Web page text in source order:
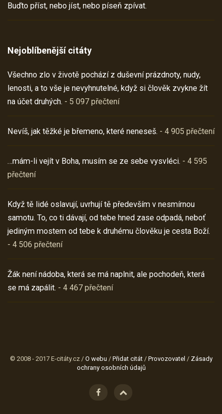
Buďto příst, nebo jíst, nebo píseň zpívat.
Nejoblíbenější citáty
Všechno zlo v životě pochází z duševní prázdnoty, nudy,
lenosti, a to vše je nevyhnutelné, když si člověk zvykne žít
na účet druhých. - 5 097 přečtení
Nevíš, jak těžké je břemeno, které neneseš. - 4 905 přečtení
…mám-li vejít v Boha, musím se ze sebe vysvléci. - 4 595
přečtení
Když tě lidé oslavují, uvrhují tě především v nesmírnou
samotu. To, co ti dávají, od tebe hned zase odpadá, neboť
jediným mostem od tebe k druhému člověku je cesta Boží.
- 4 506 přečtení
Žák není nádoba, která se má naplnit, ale pochodeň, která
se má zapálit. - 4 467 přečtení
© 2008 - 2017 E-citáty.cz / O webu / Přidat citát/ Provozovatel / Zásady
ochrany osobních údajů